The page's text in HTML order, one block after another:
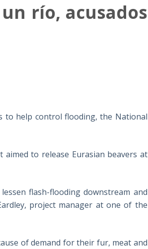
río, acusados
to help control flooding, the National
to release Eurasian beavers at
flash-flooding downstream and
project manager at one of the
of demand for their fur, meat and